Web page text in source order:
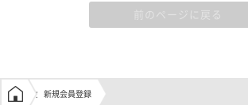
前のページに戻る
学生の窓口トップ
新規会員登録